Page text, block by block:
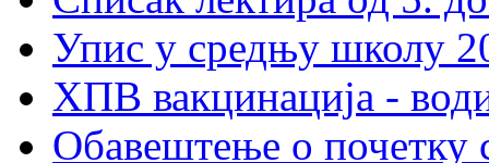
Упис у средњу школу
ХПВ вакцинација -
Обавештење о почетку